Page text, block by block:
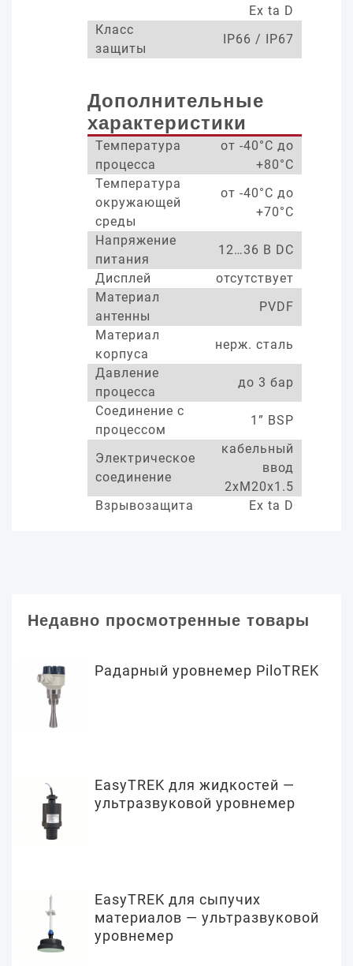
Ex ta D
Класс
защиты
IP66 / IP67
Дополнительные
характеристики
Температура
процесса
от -40°С до
+80°С
Температура
окружающей
среды
от -40°С до
+70°С
Напряжение
питания
12…36 В DC
Дисплей
отсутствует
Материал
антенны
PVDF
Материал
корпуса
нерж. сталь
Давление
процесса
до 3 бар
Соединение с
процессом
1” BSP
Электрическое
соединение
кабельный
ввод
2xM20x1.5
Взрывозащита
Ex ta D
Недавно просмотренные товары
Радарный уровнемер PiloTREK
EasyTREK для жидкостей —
ультразвуковой уровнемер
EasyTREK для сыпучих
материалов — ультразвуковой
уровнемер